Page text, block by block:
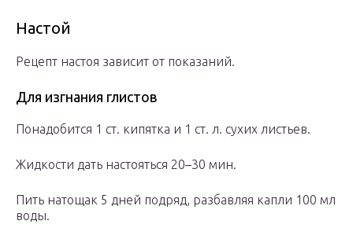
Настой
Рецепт настоя зависит от показаний.
Для изгнания глистов
Понадобится 1 ст. кипятка и 1 ст. л. сухих листьев.
Жидкости дать настояться 20–30 мин.
Пить натощак 5 дней подряд, разбавляя капли 100 мл
воды.